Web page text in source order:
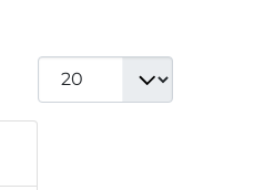
Afficher #